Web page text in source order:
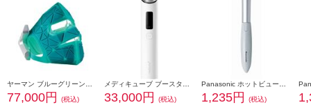
77,000円 (税込) 33,000円 (税込) 1,235円 (税込)